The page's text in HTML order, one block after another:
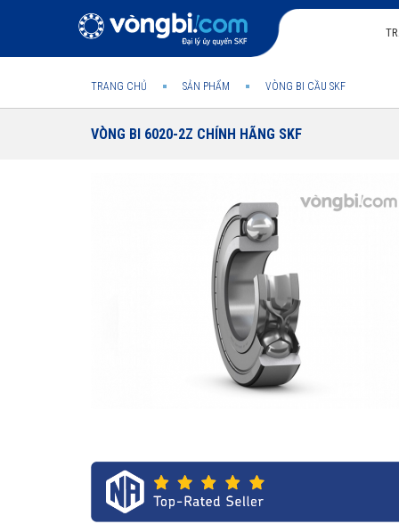
TRANG CHỦ SẢN PHẨM VÒNG BI CẦU SKF
VÒNG BI 6020-2Z CHÍNH HÃNG SKF